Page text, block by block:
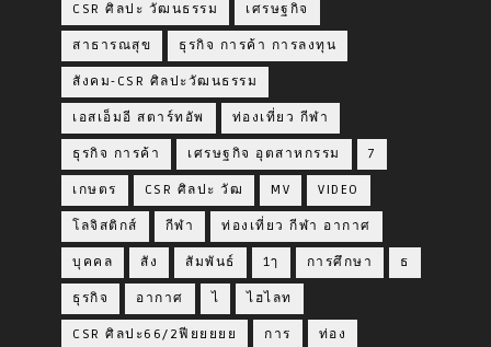
CSR ศิลปะ วัฒนธรรม เศรษฐกิจ
สาธารณสุข ธุรกิจ การค้า การลงทุน
สังคม-CSR ศิลปะวัฒนธรรม
เอสเอ็มอี สตาร์ทอัพ ท่องเที่ยว กีฬา
ธุรกิจ การค้า เศรษฐกิจ อุตสาหกรรม 7
เกษตร CSR ศิลปะ วัฒ MV VIDEO
โลจิสติกส์ กีฬา ท่องเที่ยว กีฬา อากาศ
บุคคล สัง สัมพันธ์ 1ๅ การศึกษา ธ
ธุรกิจ อากาศ ไ ไฮไลท
CSR ศิลปะ66/2ฟียยยยย การ ท่อง